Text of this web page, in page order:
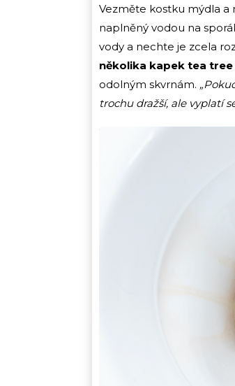
Vezměte kostku mýdla a
naplněný vodou na
vody a nechte je zcela
několika kapek tea tree
odolným skvrnám.
trochu dražší, ale vyplatí